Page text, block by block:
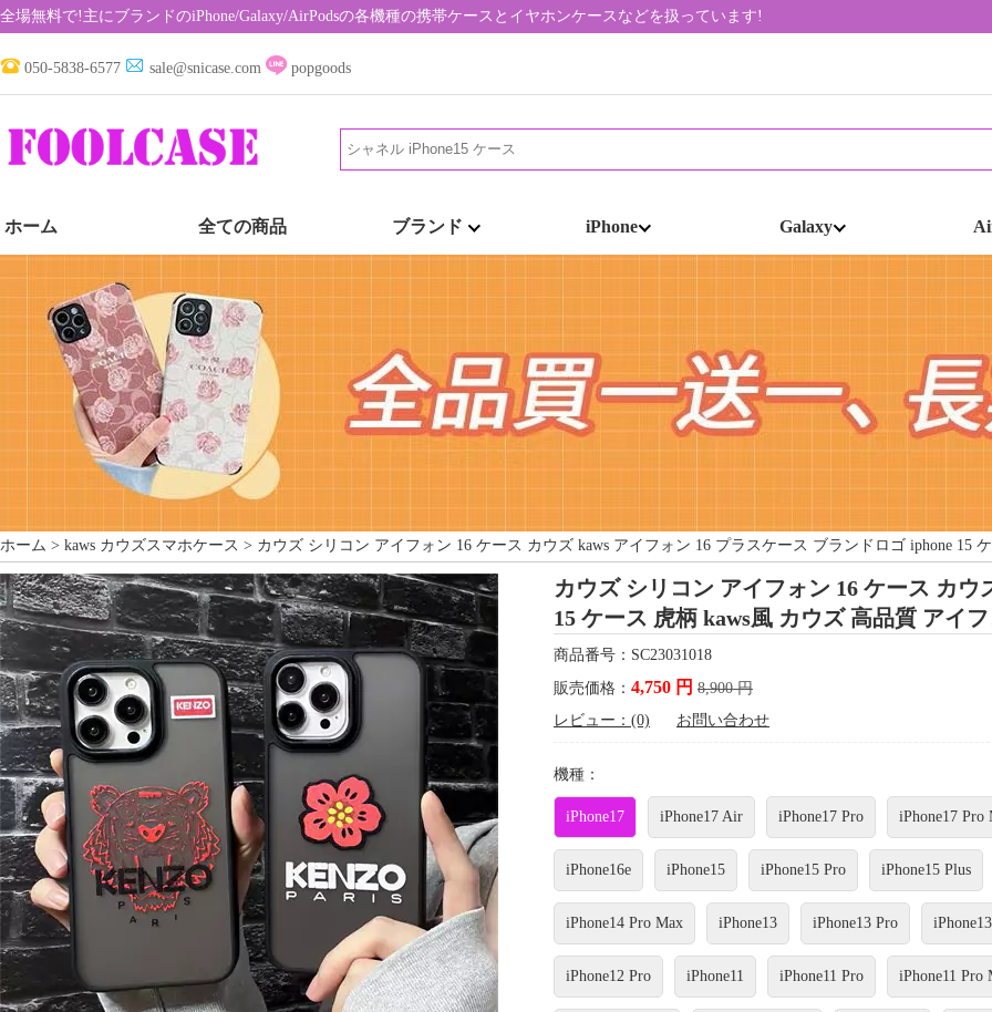
全場無料で!主にブランドのiPhone/Galaxy/AirPodsの各機種の携帯ケースとイヤホンケースなどを扱っています!
050-5838-6577 sale@snicase.com popgoods
ホーム 全ての商品 ブランド iPhone Galaxy
ホーム > kaws カウズスマホケース > カウズ シリコン アイフォン 16 ケース カウズ kaws アイフォン 16 プラスケース ブランドロゴ iphone 15
カウズ シリコン アイフォン 16 ケース カ
15 ケース 虎柄 kaws風 カウズ 高品質 アイ
商品番号：SC23031018
販売価格： 4,750 円 8,900 円
レビュー：(0)
お問い合わせ
機種：
iPhone17 iPhone17 Air iPhone17 Pro iPhone17 Pro
iPhone16e iPhone15 iPhone15 Pro iPhone15 Plus
iPhone14 Pro Max iPhone13 iPhone13 Pro
iPhone12 Pro iPhone11 iPhone11 Pro iPhone11 Pro